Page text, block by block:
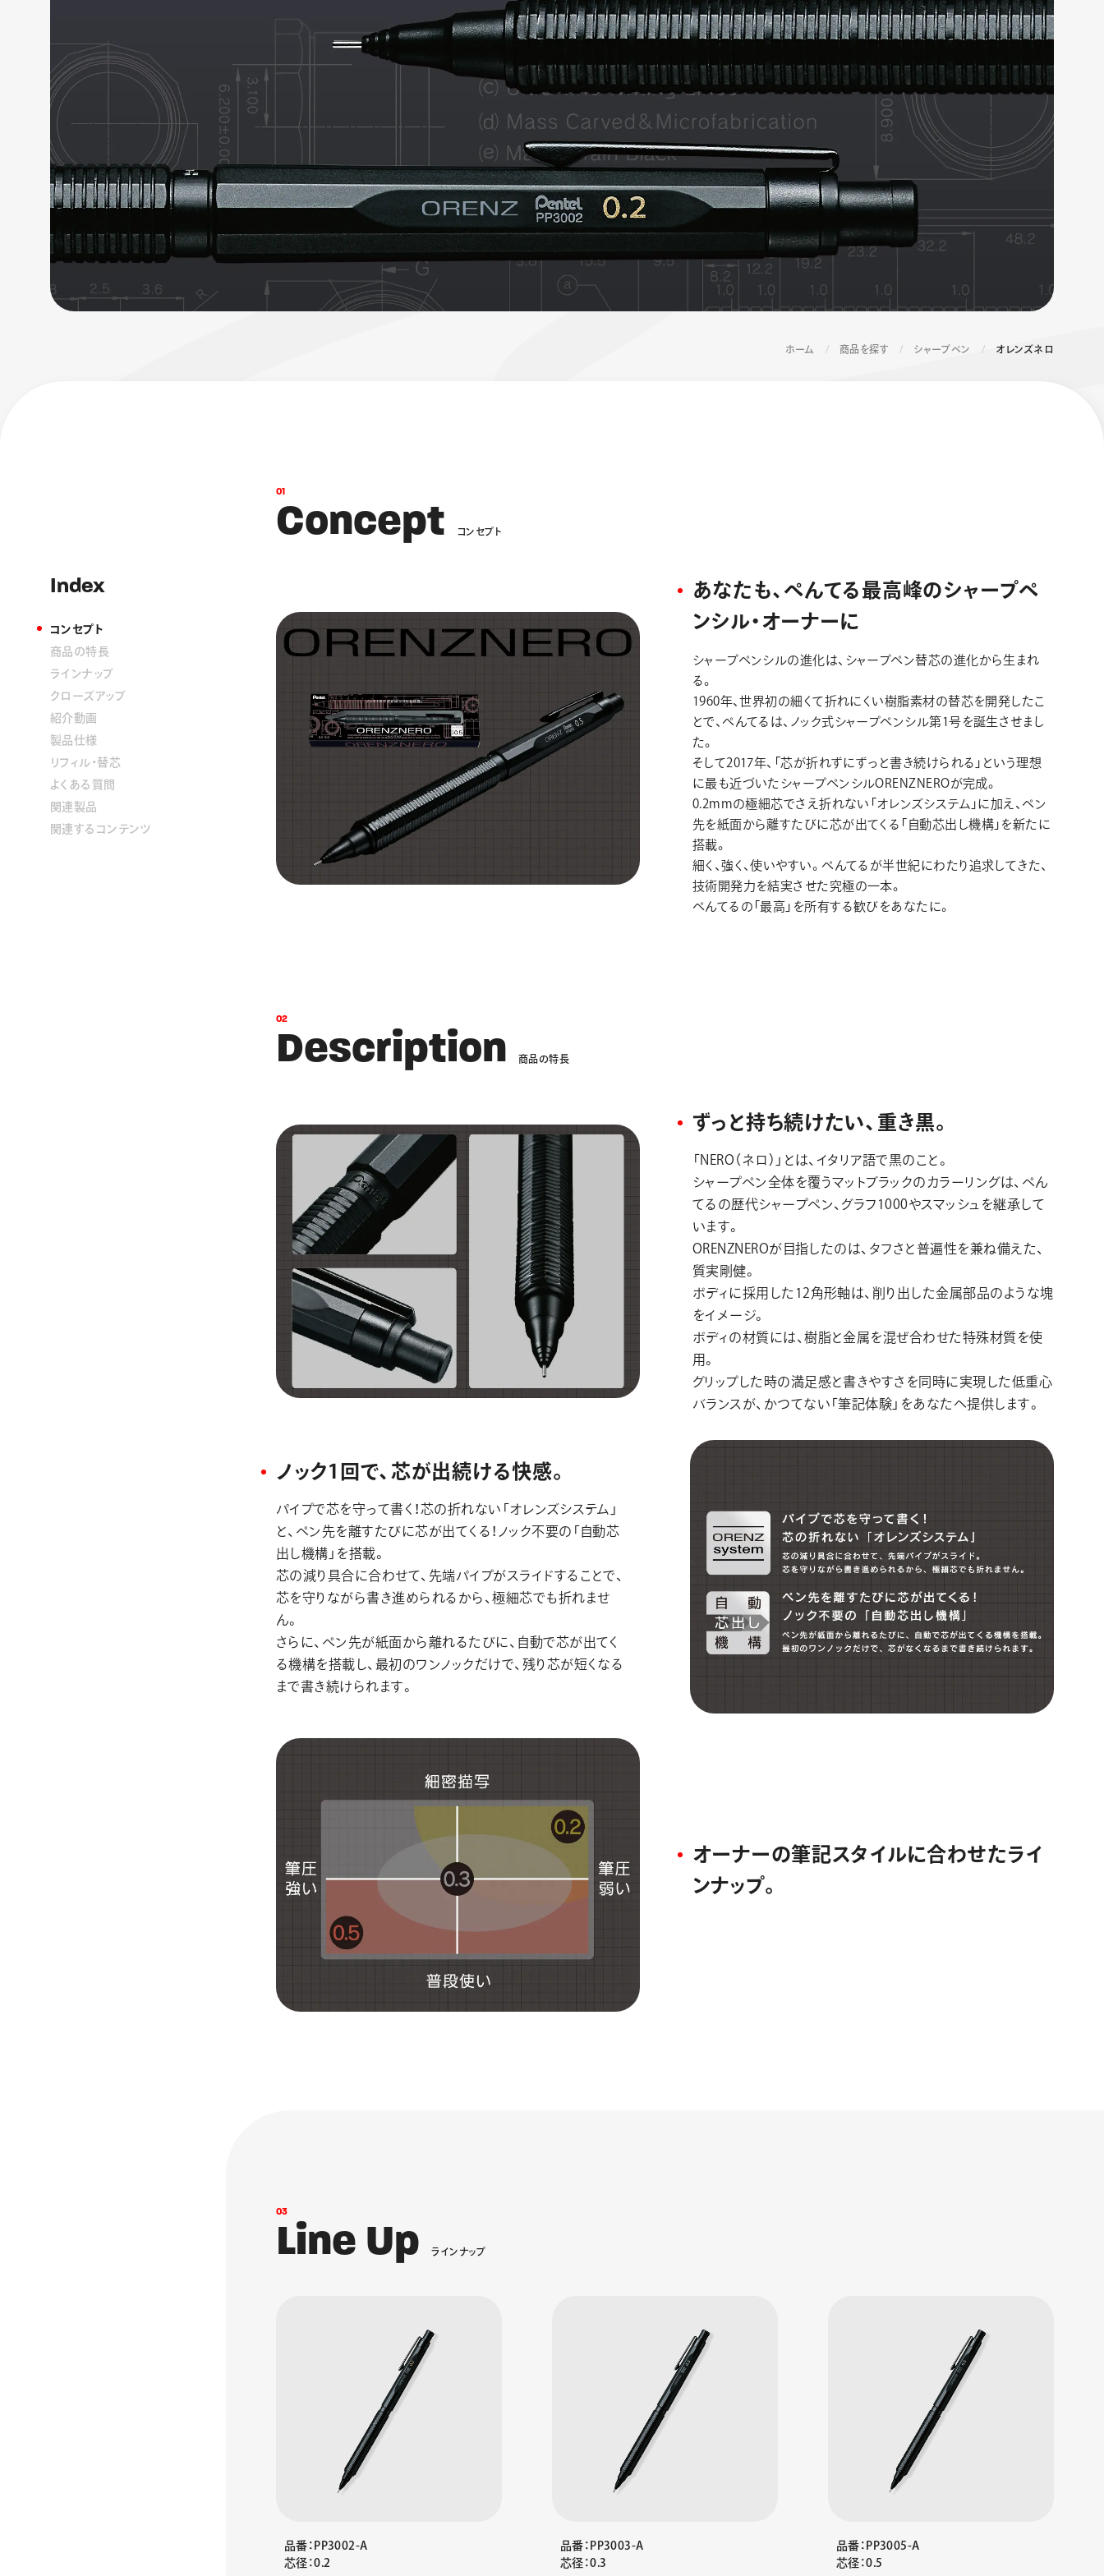
フローチューン 限定
Skyly Design
アートクレヨン くるりら エナージェル コハレ
スマッシュ 限定 ダイヤ
モンドメタリックカラ
ーズ
ホーム 商品を探す シャープペン オレンズネロ
Index
コンセプト
商品の特長
ラインナップ
クローズアップ
紹介動画
製品仕様
リフィル・替芯
よくある質問
関連製品
関連するコンテンツ
01
Concept コン セプ ト
あなたも、ぺんてる最高峰のシャープペ
ンシル・オーナーに
シャープペンシルの進化は、シャープペン替芯の進化から生まれ
る。
1960年、世界初の細くて折れにくい樹脂素材の替芯を開発したこ
とで、ぺんてるは、ノック式シャープペンシル第1号を誕生させまし
た。
そして2017年、「芯が折れずにずっと書き続けられる」という理想
に最も近づいたシャープペンシルORENZNEROが完成。
0.2mmの極細芯でさえ折れない「オレンズシステム」に加え、ペン
先を紙面から離すたびに芯が出てくる「自動芯出し機構」を新たに
搭載。
細く、強く、使いやすい。ぺんてるが半世紀にわたり追求してきた、
技術開発力を結実させた究極の一本。
ぺんてるの「最高」を所有する歓びをあなたに。
02
Description 商品の特長
ずっと持ち続けたい、重き黒。
「NERO（ネロ）」とは、イタリア語で黒のこと。
シャープペン全体を覆うマットブラックのカラーリングは、ぺん
てるの歴代シャープペン、グラフ1000やスマッシュを継承して
います。
ORENZNEROが目指したのは、タフさと普遍性を兼ね備えた、
質実剛健。
ボディに採用した12角形軸は、削り出した金属部品のような塊
をイメージ。
ボディの材質には、樹脂と金属を混ぜ合わせた特殊材質を使
用。
グリップした時の満足感と書きやすさを同時に実現した低重心
バランスが、かつてない「筆記体験」をあなたへ提供します。
ノック1回で、芯が出続ける快感。
パイプで芯を守って書く！芯の折れない「オレンズシステム」
と、ペン先を離すたびに芯が出てくる！ノック不要の「自動芯
出し機構」を搭載。
芯の減り具合に合わせて、先端パイプがスライドすることで、
芯を守りながら書き進められるから、極細芯でも折れませ
ん。
さらに、ペン先が紙面から離れるたびに、自動で芯が出てく
る機構を搭載し、最初のワンノックだけで、残り芯が短くなる
まで書き続けられます。
オーナーの筆記スタイルに合わせたライ
ンナップ。
03
Line Up ライン ナップ
品番：PP3002-A
芯径：0.2
品番：PP3003-A
芯径：0.3
品番：PP3005-A
芯径：0.5